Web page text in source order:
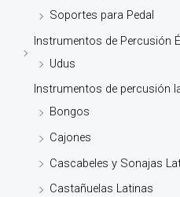
Soportes para Pedal
Instrumentos de Percusión
Udus
Instrumentos de percusión
Bongos
Cajones
Cascabeles y Sonajas
Castañuelas Latinas